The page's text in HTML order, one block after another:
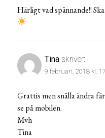
Härligt vad spännande!!
Tina skriver:
9 februari, 2018 kl.
Grattis men snälla ändra
se på mobilen.
Mvh
Tina